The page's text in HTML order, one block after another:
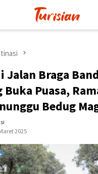
Jalan Braga
Buka Puasa,
Bedug
2025